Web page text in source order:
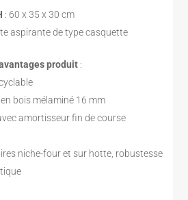
: 60 x 35 x 30 cm
aspirante de type casquette
produit :
bois mélaminé 16 mm
amortisseur fin de course
niche-four et sur hotte, robustesse